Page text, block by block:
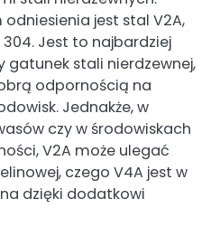
jest stal V2A,
304. Jest to najbardziej
gatunek stali nierdzewnej,
odpornością na
Jednakże, w
czy w środowiskach
V2A może ulegać
czego V4A jest w
dzięki dodatkowi